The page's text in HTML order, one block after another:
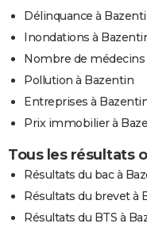
Délinquance à
Inondations à
Nombre de médecins
Pollution à Bazentin
Entreprises à
Prix immobilier à
Tous les résultats
Résultats du bac à
Résultats du brevet à
Résultats du BTS à